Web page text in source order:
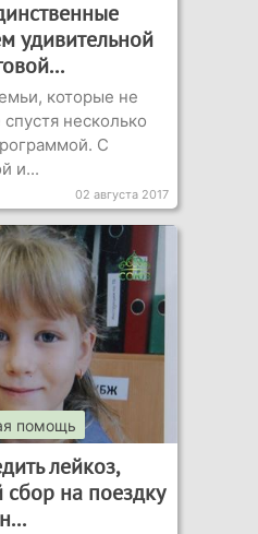
удивительной
которые не
несколько
С
и...
02 августа 2017
помощь
лейкоз,
на поездку